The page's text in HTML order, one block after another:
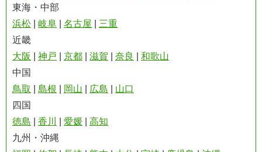
東海・中部
浜松
岐阜 名古屋
三重
近畿
大阪
神戸 京都 滋賀 奈良
和歌山
中国
鳥取
島根 岡山 広島
山口
四国
徳島
香川 愛媛
高知
九州・沖縄